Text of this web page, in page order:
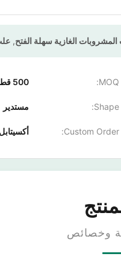
الغازية سهلة الفتح,
MOQ: 500 قطعة
Shape: مستدير
Custom Order: أكسيتابل
وخصائص